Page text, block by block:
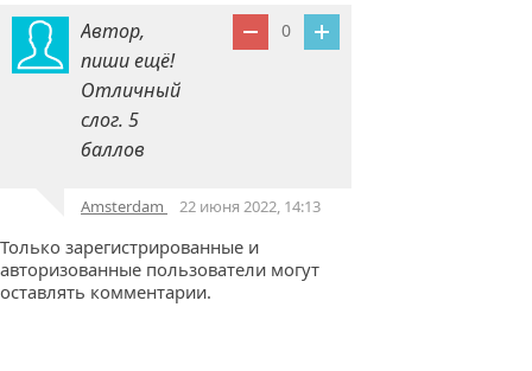
0
Автор,
пиши ещё!
Отличный
слог. 5
баллов
Amsterdam 22 июня 2022, 14:13
Только зарегистрированные и
авторизованные пользователи могут
оставлять комментарии.